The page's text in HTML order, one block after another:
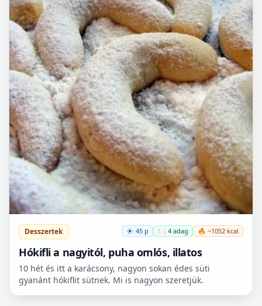
Desszertek 45 p 🍽️ 4 adag 🔥 ~1052 kcal
Hókifli a nagyitól, puha omlós, illatos
10 hét és itt a karácsony, nagyon sokan édes süti
gyanánt hókiflit sütnek. Mi is nagyon szeretjük.